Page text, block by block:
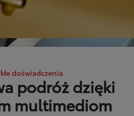
doświadczenia
podróż dzięki
multimediom